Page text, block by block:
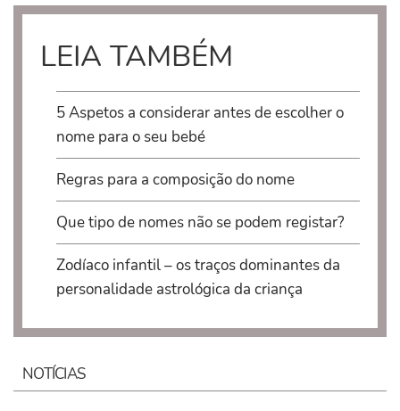
LEIA TAMBÉM
5 Aspetos a considerar antes de escolher o
nome para o seu bebé
Regras para a composição do nome
Que tipo de nomes não se podem registar?
Zodíaco infantil – os traços dominantes da
personalidade astrológica da criança
NOTÍCIAS